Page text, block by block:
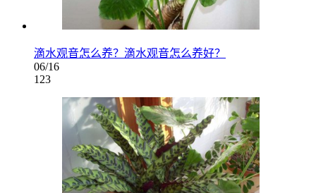
滴水观音怎么养？滴水观音怎么养好？
06/16
123